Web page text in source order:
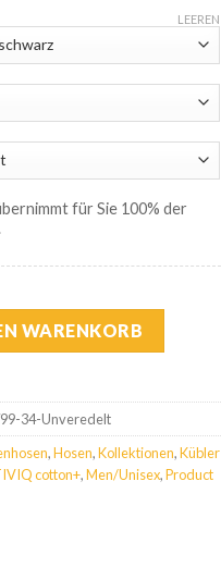
LEEREN
für Sie 100% der
Menge
WARENKORB
34-Unveredelt
,Hosen,Kollektionen,Kübler
cotton+,Men/Unisex,Product